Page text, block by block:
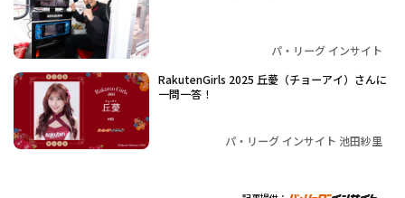
パ・リーグ インサイト
RakutenGirls 2025 丘薆（チョーアイ）さんに
一問一答！
パ・リーグ インサイト 池田紗里